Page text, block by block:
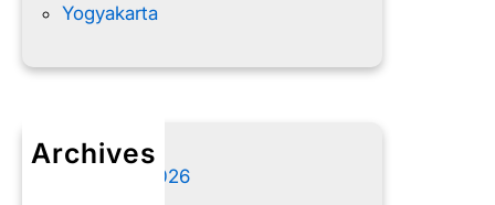
Yogyakarta
Archives
Agustus 2026